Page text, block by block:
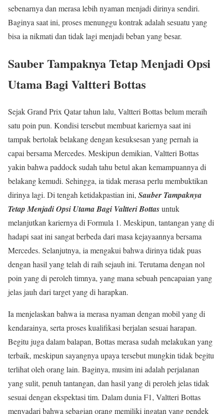
sebenarnya dan merasa lebih nyaman menjadi dirinya sendiri.
Baginya saat ini, proses menunggu kontrak adalah sesuatu yang
bisa ia nikmati dan tidak lagi menjadi beban yang besar.
Sauber Tampaknya Tetap Menjadi Opsi
Utama Bagi Valtteri Bottas
Sejak Grand Prix Qatar tahun lalu, Valtteri Bottas belum meraih
satu poin pun. Kondisi tersebut membuat kariernya saat ini
tampak bertolak belakang dengan kesuksesan yang pernah ia
capai bersama Mercedes. Meskipun demikian, Valtteri Bottas
yakin bahwa paddock sudah tahu betul akan kemampuannya di
belakang kemudi. Sehingga, ia tidak merasa perlu membuktikan
dirinya lagi. Di tengah ketidakpastian ini, Sauber Tampaknya
Tetap Menjadi Opsi Utama Bagi Valtteri Bottasuntuk
melanjutkan kariernya di Formula 1. Meskipun, tantangan yang di
hadapi saat ini sangat berbeda dari masa kejayaannya bersama
Mercedes. Selanjutnya, ia mengakui bahwa dirinya tidak puas
dengan hasil yang telah di raih sejauh ini. Terutama dengan nol
poin yang di peroleh timnya, yang mana sebuah pencapaian yang
jelas jauh dari target yang di harapkan.
Ia menjelaskan bahwa ia merasa nyaman dengan mobil yang di
kendarainya, serta proses kualifikasi berjalan sesuai harapan.
Begitu juga dalam balapan, Bottas merasa sudah melakukan yang
terbaik, meskipun sayangnya upaya tersebut mungkin tidak begitu
terlihat oleh orang lain. Baginya, musim ini adalah perjalanan
yang sulit, penuh tantangan, dan hasil yang di peroleh jelas tidak
sesuai dengan ekspektasi tim. Dalam dunia F1, Valtteri Bottas
menyadari bahwa sebagian orang memiliki ingatan yang pendek